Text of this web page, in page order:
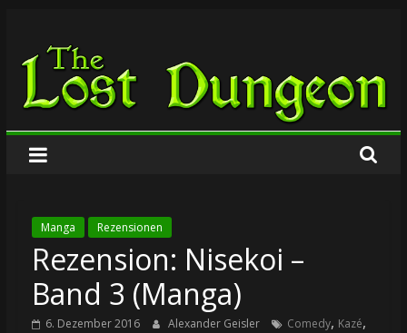
springen
The
Lost
Dungeon
Manga Rezensionen
Rezension: Nisekoi –
Band 3 (Manga)
6. Dezember 2016 Alexander Geisler Comedy, Kazé,